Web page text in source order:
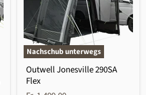
Nachschub unterwegs
Outwell Jonesville 290SA
Flex